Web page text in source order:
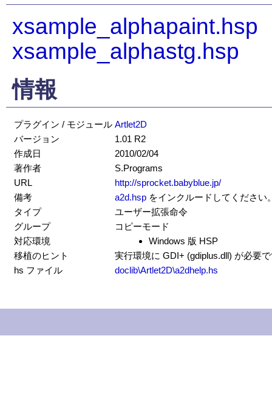
xsample_alphapaint.hsp
xsample_alphastg.hsp
情報
プラグイン / モジュール Artlet2D
バージョン
1.01 R2
作成日
2010/02/04
著作者
S.Programs
URL
http://sprocket.babyblue.jp/
備考
a2d.hsp をインクルードしてください
タイプ
ユーザー拡張命令
グループ
コピーモード
対応環境
Windows 版 HSP
移植のヒント
実行環境に GDI+ (gdiplus.dll) が必要
hs ファイル
doclib\Artlet2D\a2dhelp.hs